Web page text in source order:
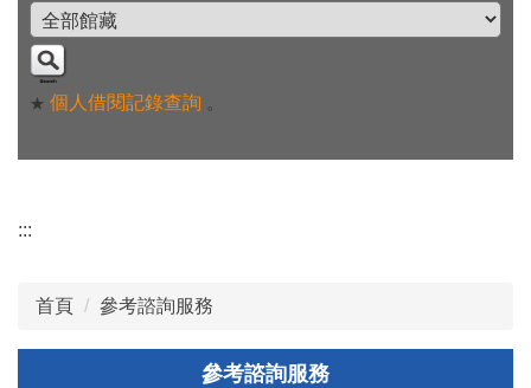
★ 個人借閱記錄查詢 。
:::
首頁 參考諮詢服務
參考諮詢服務